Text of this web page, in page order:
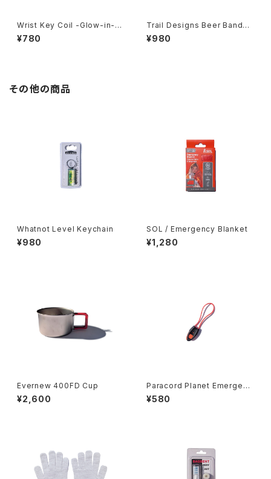
Wrist Key Coil -Glow-in-th
e-Dark-
¥780
Trail Designs Beer Bands -
Small-
¥980
その他の商品
Whatnot Level Keychain
¥980
SOL / Emergency Blanket
¥1,280
Evernew 400FD Cup
¥2,600
Paracord Planet Emergenc
y Whistle Zipper Pull
¥580